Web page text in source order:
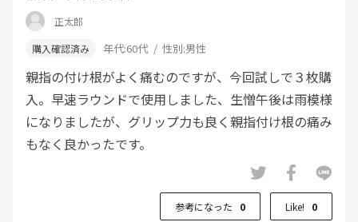
正太郎
年代:60代 性別:男性
親指の付け根がよく痛むのですが、今回試しで３枚購
入。早速ラウンドで使用しました、生憎午後は雨模様
になりましたが、グリップ力も良く親指付け根の痛み
もなく良かったです。
参考になった 0 Like! 0